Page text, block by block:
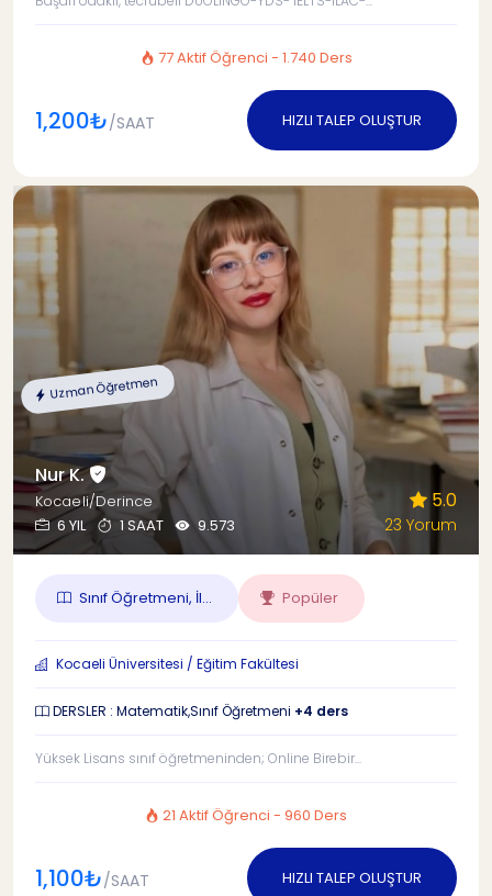
77 Aktif Öğrenci - 1.740 Ders
1,200₺/SAAT HIZLI TALEP OLUŞTUR
Uzman Öğretmen
Nur K.
Kocaeli/Derince
6 YIL
1 SAAT 9.573
5.0
23 Yorum
Sınıf Öğretmeni, İl... Popüler
Kocaeli Üniversitesi / Eğitim Fakültesi
DERSLER : Matematik,Sınıf Öğretmeni +4 ders
Yüksek Lisans sınıf öğretmeninden; Online Birebir...
21 Aktif Öğrenci - 960 Ders
1,100₺/SAAT HIZLI TALEP OLUŞTUR